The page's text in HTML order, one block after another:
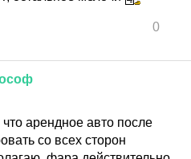
0
арендное авто после
со всех сторон